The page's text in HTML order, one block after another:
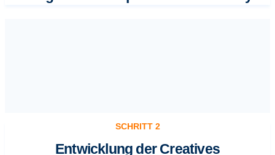
SCHRITT 2
Entwicklung der Creatives